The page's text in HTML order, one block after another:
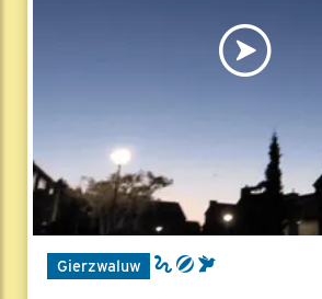
Gierzwaluw